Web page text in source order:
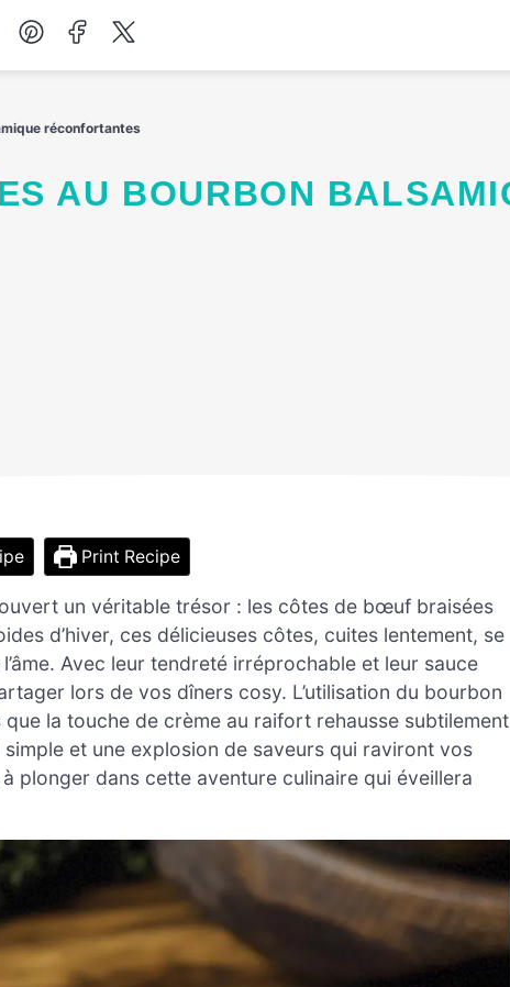
réconfortantes
Print Recipe
un véritable trésor : les côtes de bœuf braisées
d’hiver, ces délicieuses côtes, cuites lentement, se
Avec leur tendreté irréprochable et leur sauce
lors de vos dîners cosy. L’utilisation du bourbon
la touche de crème au raifort rehausse subtilement
et une explosion de saveurs qui raviront vos
plonger dans cette aventure culinaire qui éveillera